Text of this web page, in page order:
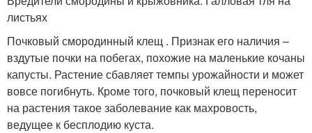
листьях
Почковый смородинный клещ . Признак его наличия –
вздутые почки на побегах, похожие на маленькие кочаны
капусты. Растение сбавляет темпы урожайности и может
вовсе погибнуть. Кроме того, почковый клещ переносит
на растения такое заболевание как махровость,
ведущее к бесплодию куста.